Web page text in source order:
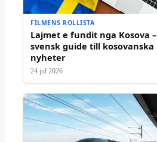
FILMENS ROLLISTA
Lajmet e fundit nga Kosova –
svensk guide till kosovanska
nyheter
24 jul 2026